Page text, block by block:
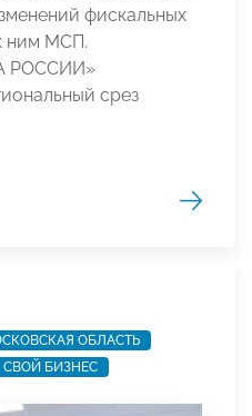
фискальных
ним МСП.
РОССИИ»
срез
ОБЛАСТЬ
СВОЙ БИЗНЕС